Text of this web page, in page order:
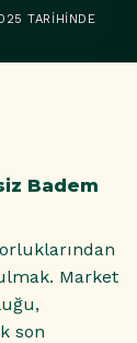
TARIHINDE
Badem
Market
son